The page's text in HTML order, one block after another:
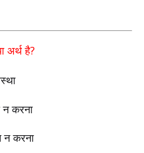
अर्थ है?
न करना
न करना